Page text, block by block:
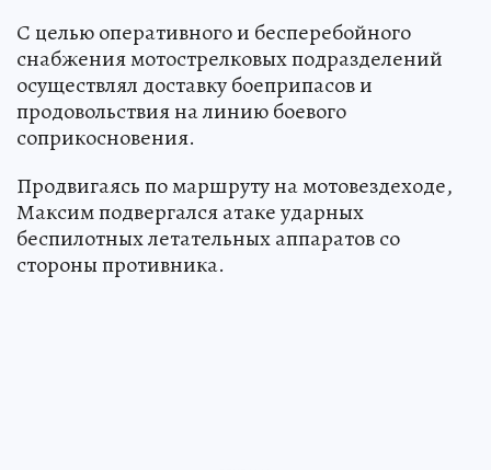
С целью оперативного и бесперебойного
снабжения мотострелковых подразделений
осуществлял доставку боеприпасов и
продовольствия на линию боевого
соприкосновения.
Продвигаясь по маршруту на мотовездеходе,
Максим подвергался атаке ударных
беспилотных летательных аппаратов со
стороны противника.